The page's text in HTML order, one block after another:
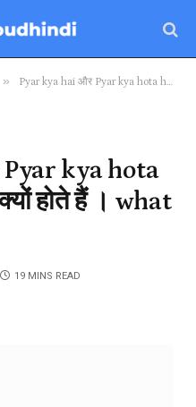
» Pyar kya hai और Pyar kya hota hai – प्यार में पागल क्यों होते हैं । what is love हिंदी में।
kya hota
होते हैं । what
19 MINS READ